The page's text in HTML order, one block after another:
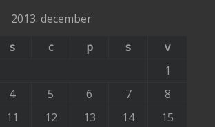
2013. december
s c p s
v
1
4 5 6 7
8
11 12 13 14
15